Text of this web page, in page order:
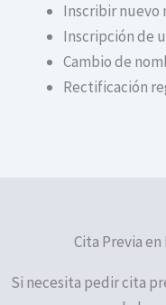
Inscribir nuevo
Inscripción de
Cambio de
Rectificación
Cita Previa
Si necesita pedir cita